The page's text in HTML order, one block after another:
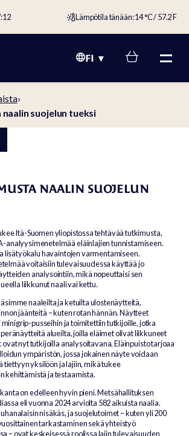
Lämpötila tänään: 14 °C / 57.2 F
FI
›
suojelun tueksi
NAALIN SUOJELUN
Itä-Suomen yliopistossa tehtävää tutkimusta,
analyysimenetelmää eläinlajien tunnistamiseen.
lisätyökalu havaintojen varmentamiseen.
voitaisiin tulevaisuudessa käyttää jo
analysointiin, mikä nopeuttaisi sen
liikkunut naali vai kettu.
naaleilta ja ketuilta ulostenäytteitä,
jäänteitä – kuten rotan hännän. Näytteet
pusseihin ja toimitettiin tutkijoille, jotka
alueilta, joilla eläimet olivat liikkuneet
ovat nyt tutkijoilla analysoitavana. Eläinpuisto tarjoaa
ympäristön, jossa jokainen näyte voidaan
tiettyyn yksilöön ja lajiin, mikä tukee
kehittämistä ja testaamista.
on edelleen hyvin pieni. Metsähallituksen
eli vuonna 2024 arviolta 582 aikuista naalia.
nisäkäs, ja suojelutoimet – kuten yli 200
tarkastaminen sekä yhteistyö
– ovat keskeisessä roolissa lajin tulevaisuuden